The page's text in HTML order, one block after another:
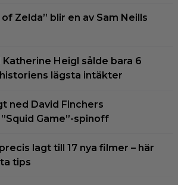
Zelda” blir en av Sam Neills
Heigl sålde bara 6
lägsta intäkter
ned David Finchers
Game”-spinoff
lagt till 17 nya filmer – här
tips